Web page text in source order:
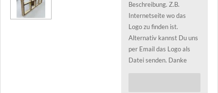
Beschreibung. Z.B.
Internetseite wo das
Logo zu finden ist.
Alternativ kannst Du uns
per Email das Logo als
Datei senden. Danke